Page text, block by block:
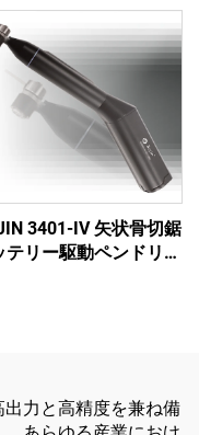
ル・ソー・ドライバー
傷および関節手術用）
3401-IV 矢状骨切鋸
テリー駆動ペンドリル
力と高精度を兼ね備